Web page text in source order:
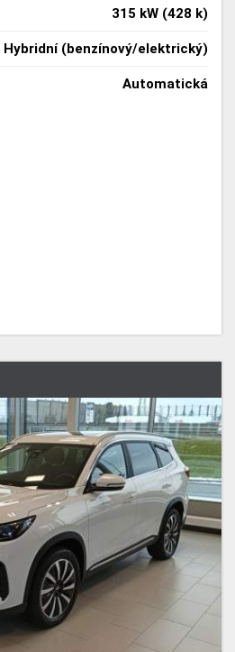
315 kW (428 k)
Hybridní (benzínový/elektrický)
Automatická